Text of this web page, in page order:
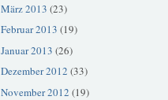
März 2013 (23)
Februar 2013 (19)
Januar 2013 (26)
Dezember 2012 (33)
November 2012 (19)